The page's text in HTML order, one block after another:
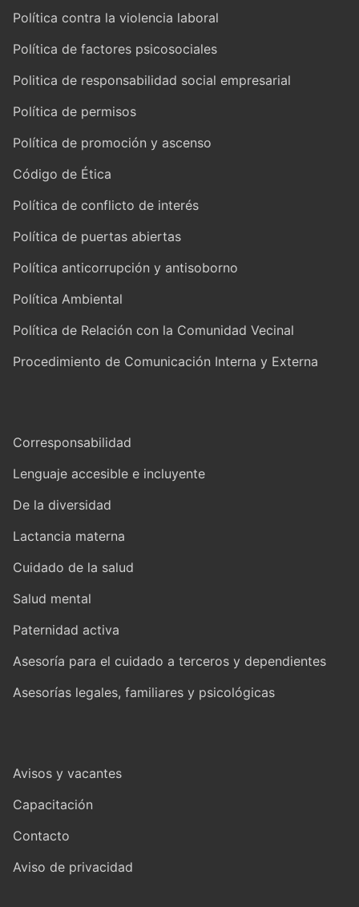
Política contra la violencia laboral
Política de factores psicosociales
Politica de responsabilidad social empresarial
Política de permisos
Política de promoción y ascenso
Código de Ética
Política de conflicto de interés
Política de puertas abiertas
Política anticorrupción y antisoborno
Política Ambiental
Política de Relación con la Comunidad Vecinal
Procedimiento de Comunicación Interna y Externa
Corresponsabilidad
Lenguaje accesible e incluyente
De la diversidad
Lactancia materna
Cuidado de la salud
Salud mental
Paternidad activa
Asesoría para el cuidado a terceros y dependientes
Asesorías legales, familiares y psicológicas
Avisos y vacantes
Capacitación
Contacto
Aviso de privacidad